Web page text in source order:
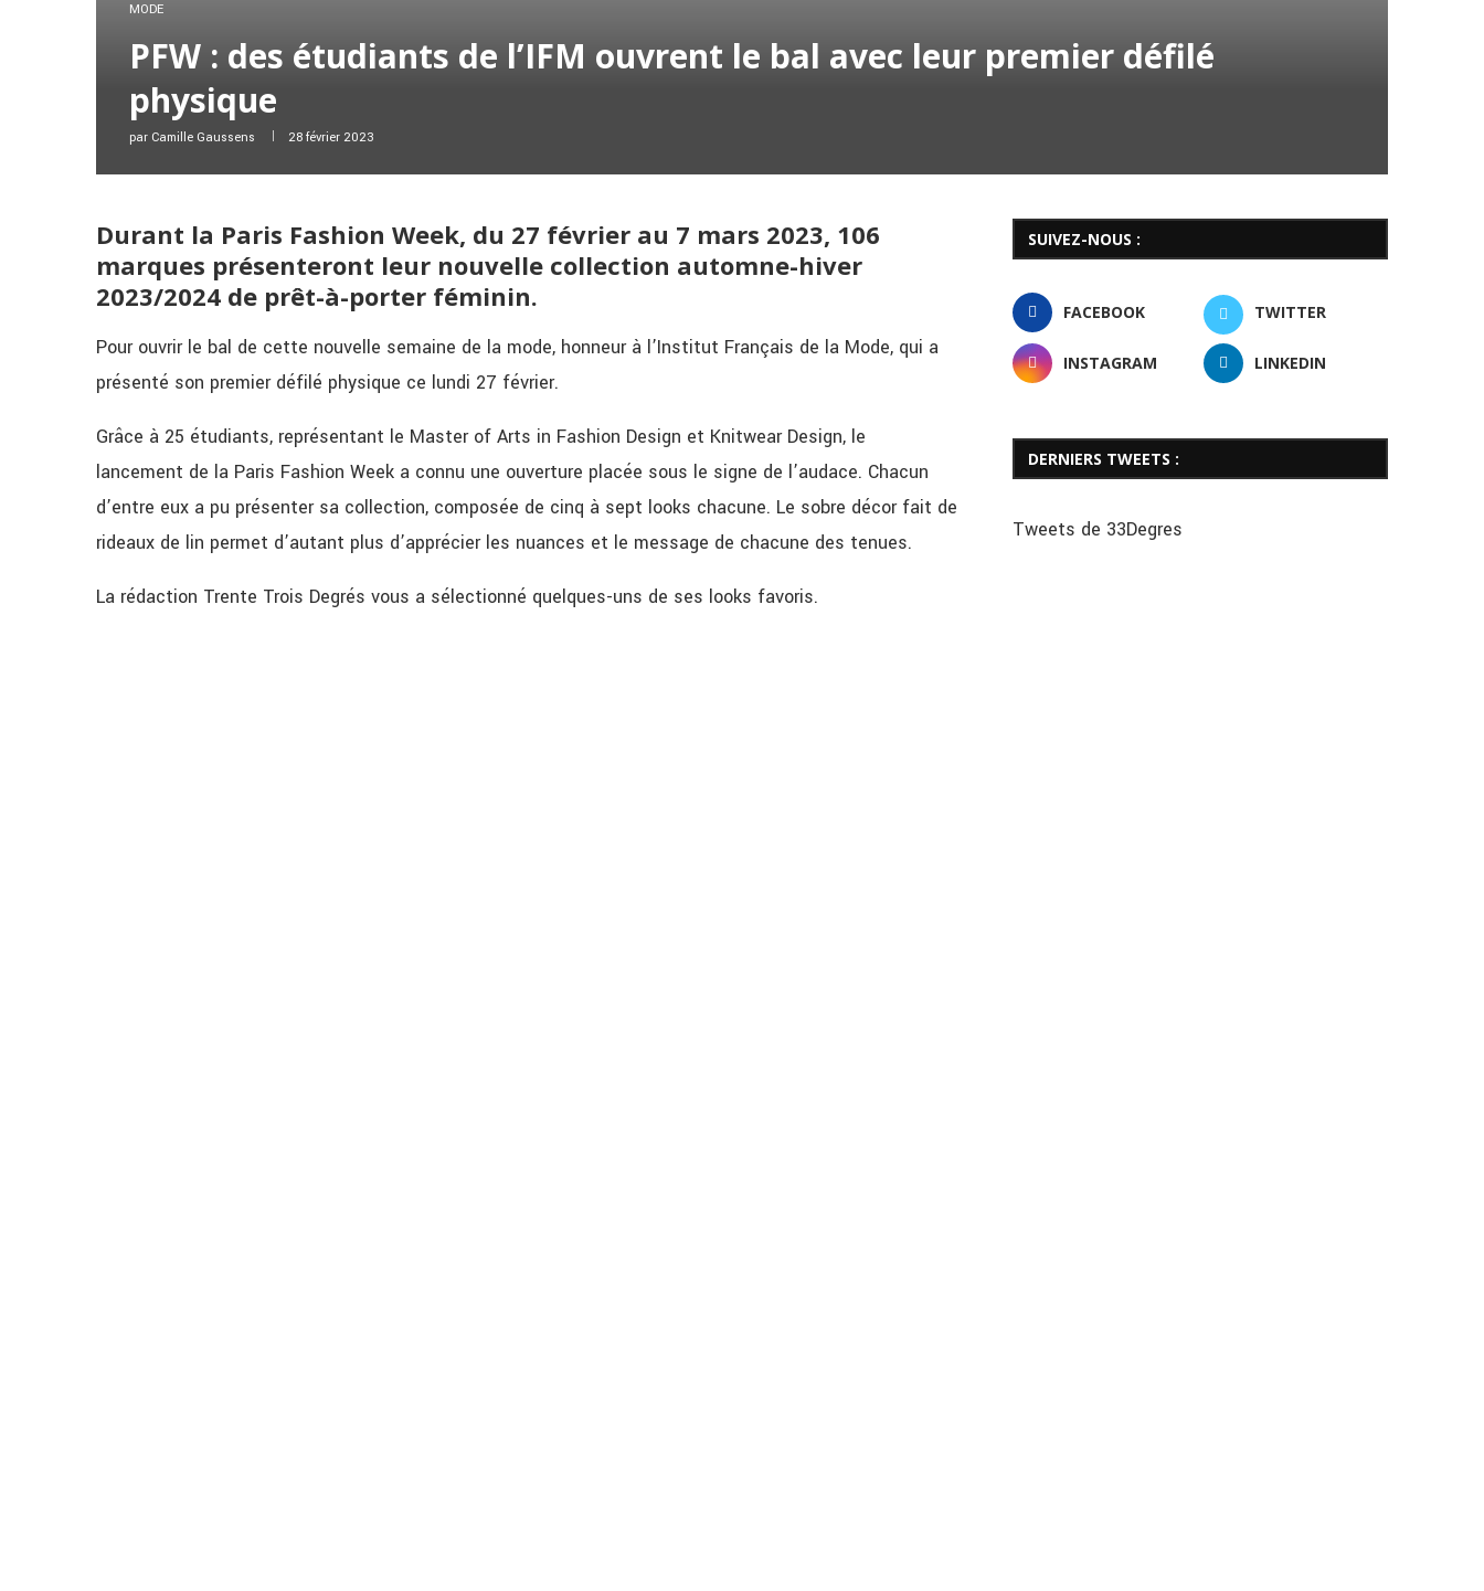
MODE
PFW : des étudiants de l’IFM ouvrent le bal avec leur premier défilé
physique
par Camille Gaussens 28 février 2023
Durant la Paris Fashion Week, du 27 février au 7 mars 2023, 106
marques présenteront leur nouvelle collection automne-hiver
2023/2024 de prêt-à-porter féminin.
Pour ouvrir le bal de cette nouvelle semaine de la mode, honneur à l’Institut Français de la Mode, qui a
présenté son premier défilé physique ce lundi 27 février.
Grâce à 25 étudiants, représentant le Master of Arts in Fashion Design et Knitwear Design, le
lancement de la Paris Fashion Week a connu une ouverture placée sous le signe de l’audace. Chacun
d’entre eux a pu présenter sa collection, composée de cinq à sept looks chacune. Le sobre décor fait de
rideaux de lin permet d’autant plus d’apprécier les nuances et le message de chacune des tenues.
La rédaction Trente Trois Degrés vous a sélectionné quelques-uns de ses looks favoris.
SUIVEZ-NOUS :
FACEBOOK TWITTER
INSTAGRAM LINKEDIN
DERNIERS TWEETS :
Tweets de 33Degres